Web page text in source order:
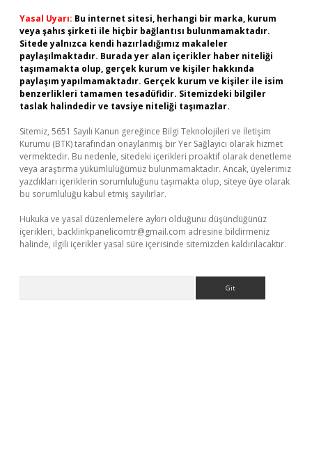
Yasal Uyarı: Bu internet sitesi, herhangi bir marka, kurum
veya şahıs şirketi ile hiçbir bağlantısı bulunmamaktadır.
Sitede yalnızca kendi hazırladığımız makaleler
paylaşılmaktadır. Burada yer alan içerikler haber niteliği
taşımamakta olup, gerçek kurum ve kişiler hakkında
paylaşım yapılmamaktadır. Gerçek kurum ve kişiler ile isim
benzerlikleri tamamen tesadüfidir. Sitemizdeki bilgiler
taslak halindedir ve tavsiye niteliği taşımazlar.
Sitemiz, 5651 Sayılı Kanun gereğince Bilgi Teknolojileri ve İletişim
Kurumu (BTK) tarafından onaylanmış bir Yer Sağlayıcı olarak hizmet
vermektedir. Bu nedenle, sitedeki içerikleri proaktif olarak denetleme
veya araştırma yükümlülüğümüz bulunmamaktadır. Ancak, üyelerimiz
yazdıkları içeriklerin sorumluluğunu taşımakta olup, siteye üye olarak
bu sorumluluğu kabul etmiş sayılırlar.
Hukuka ve yasal düzenlemelere aykırı olduğunu düşündüğünüz
içerikleri, backlinkpanelicomtr@gmail.com adresine bildirmeniz
halinde, ilgili içerikler yasal süre içerisinde sitemizden kaldırılacaktır.